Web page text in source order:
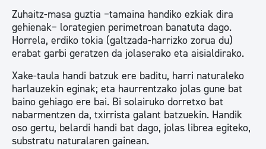
Zuhaitz-masa guztia −tamaina handiko ezkiak dira
gehienak− lorategien perimetroan banatuta dago.
Horrela, erdiko tokia (galtzada-harrizko zorua du)
erabat garbi geratzen da jolaserako eta aisialdirako.
Xake-taula handi batzuk ere baditu, harri naturaleko
harlauzekin eginak; eta haurrentzako jolas gune bat
baino gehiago ere bai. Bi solairuko dorretxo bat
nabarmentzen da, txirrista galant batzuekin. Handik
oso gertu, belardi handi bat dago, jolas librea egiteko,
substratu naturalaren gainean.